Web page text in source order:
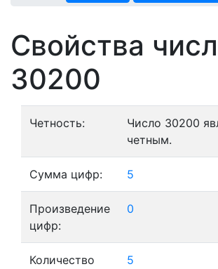
Свойства
30200
Четность:
Число 30200
четным.
Сумма цифр: 5
Произведение
цифр:
0
Количество
5